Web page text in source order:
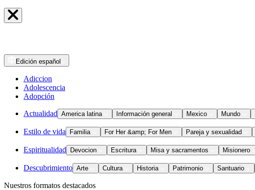
Edición español
Adiccion
Adolescencia
Adopción
Actualidad America latina Información general Mexico Mundo
Estilo de vida Familia For Her &amp; For Men Pareja y sexualidad
Espiritualidad Devocion Escritura Misa y sacramentos Misionero
Descubrimiento Arte Cultura Historia Patrimonio Santuario
Nuestros formatos destacados